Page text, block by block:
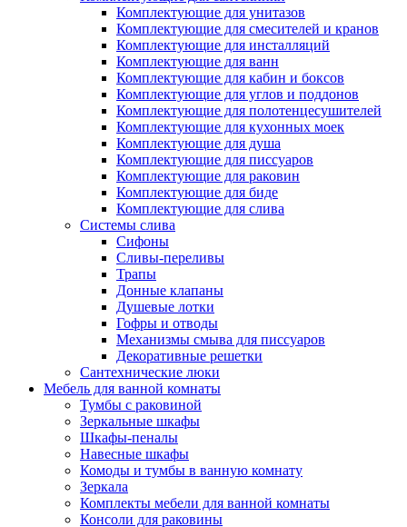
Комплектующие для унитазов
Комплектующие для смесителей и кранов
Комплектующие для инсталляций
Комплектующие для ванн
Комплектующие для кабин и боксов
Комплектующие для углов и поддонов
Комплектующие для полотенцесушителей
Комплектующие для кухонных моек
Комплектующие для душа
Комплектующие для писсуаров
Комплектующие для раковин
Комплектующие для биде
Комплектующие для слива
Системы слива
Сифоны
Сливы-переливы
Трапы
Донные клапаны
Душевые лотки
Гофры и отводы
Механизмы смыва для писсуаров
Декоративные решетки
Сантехнические люки
Мебель для ванной комнаты
Тумбы с раковиной
Зеркальные шкафы
Шкафы-пеналы
Навесные шкафы
Комоды и тумбы в ванную комнату
Зеркала
Комплекты мебели для ванной комнаты
Консоли для раковины